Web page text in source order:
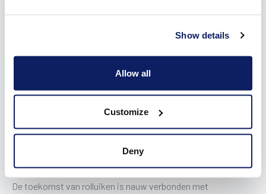
Show details
Allow all
Customize
Deny
een ideale omgeving voor bijvoorbeeld eengoede
belangrijker worden naarmate mensen op zoek gaan naar
oplossingen die zowel privacy als comfort bieden in hun
4. Technologische vooruitgang:
automatisering en slimme huizen
De toekomst van rolluiken is nauw verbonden met